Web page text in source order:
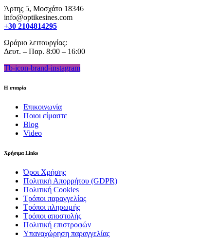
Άρτης 5, Μοσχάτο 18346
info@optikesines.com
+30 2104814295
Ωράριο λειτουργίας:
Δευτ. – Παρ. 8:00 – 16:00
Tb-icon-brand-instagram
Η εταιρία
Επικοινωνία
Ποιοι είμαστε
Blog
Video
Χρήσιμα Links
Όροι Χρήσης
Πολιτική Απορρήτου (GDPR)
Πολιτική Cookies
Τρόποι παραγγελίας
Τρόποι πληρωμής
Τρόποι αποστολής
Πολιτική επιστροφών
Υπαναχώρηση παραγγελίας